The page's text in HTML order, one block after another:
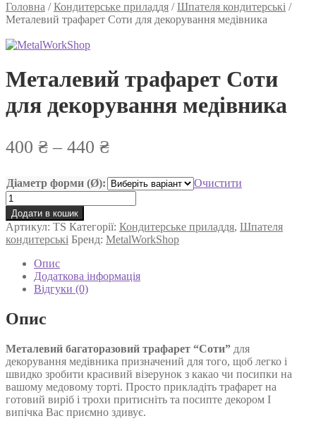
Головна /Кондитерське приладдя /Шпателя кондитерські /
Металевий трафарет Соти для декорування медівника
Металевий трафарет Соти
для декорування медівника
400 ₴ – 440 ₴Діапазон
від
400 ₴
до
Діаметр форми (Ø):
Очистити
Металевий
трафарет
Соти
для
декорування
медівника
кількість
Додати в кошик
Артикул: TS Категорії: Кондитерське приладдя, Шпателя
кондитерські Бренд: MetalWorkShop
Опис
Додаткова інформація
Відгуки (0)
Опис
Металевий багаторазовий трафарет “Соти” для
декорування медівника призначений для того, щоб легко і
швидко зробити красивий візерунок з какао чи посипки на
вашому медовому торті. Просто прикладіть трафарет на
готовий виріб і трохи притисніть та посипте декором І
випічка Вас приємно здивує.